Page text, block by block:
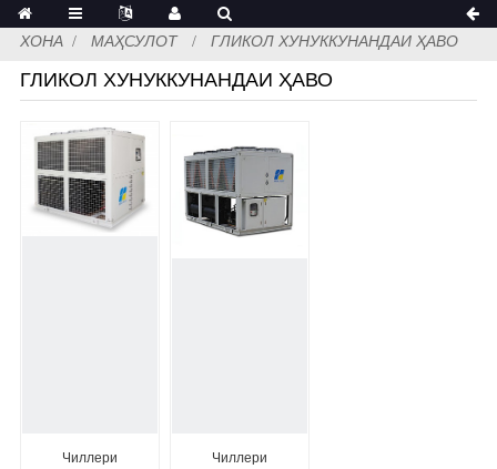
ХОНА МАҲСУЛОТ ГЛИКОЛ ХУНУККУНАНДАИ ҲАВО
ГЛИКОЛ ХУНУККУНАНДАИ ҲАВО
Чиллери
Чиллери